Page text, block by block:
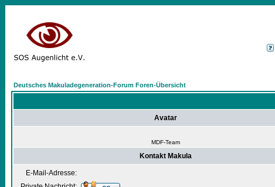
Deutsches Makuladegeneration-Forum Foren-Übersicht
Avatar
MDF-Team
Kontakt Makula
E-Mail-Adresse: